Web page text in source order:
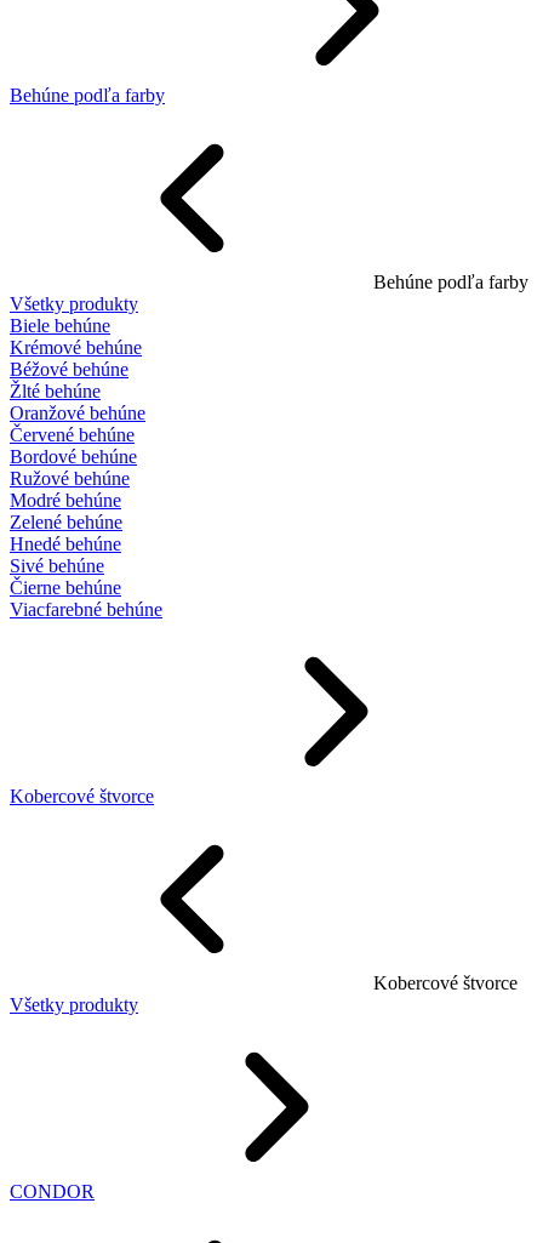
Behúne podľa farby
Behúne podľa farby
Všetky produkty
Biele behúne
Krémové behúne
Béžové behúne
Žlté behúne
Oranžové behúne
Červené behúne
Bordové behúne
Ružové behúne
Modré behúne
Zelené behúne
Hnedé behúne
Sivé behúne
Čierne behúne
Viacfarebné behúne
Kobercové štvorce
Kobercové štvorce
Všetky produkty
CONDOR